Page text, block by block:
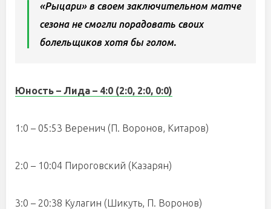
«Рыцари» в своем заключительном матче
сезона не смогли порадовать своих
болельщиков хотя бы голом.
Юность – Лида – 4:0 (2:0, 2:0, 0:0)
1:0 – 05:53 Веренич (П. Воронов, Китаров)
2:0 – 10:04 Пироговский (Казарян)
3:0 – 20:38 Кулагин (Шикуть, П. Воронов)